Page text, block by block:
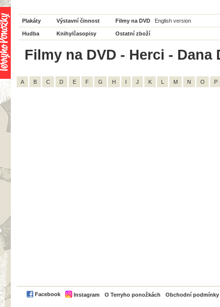
Plakáty Výstavní činnost Filmy na DVD English version
Hudba Knihy/časopisy Ostatní zboží
Filmy na DVD - Herci -
A B C D E F G H I J K L M N O P
Facebook Instagram O Terryho ponožkách Obchodní podmínky
PayPal